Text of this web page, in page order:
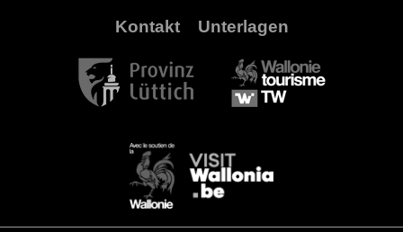
Kontakt Unterlagen